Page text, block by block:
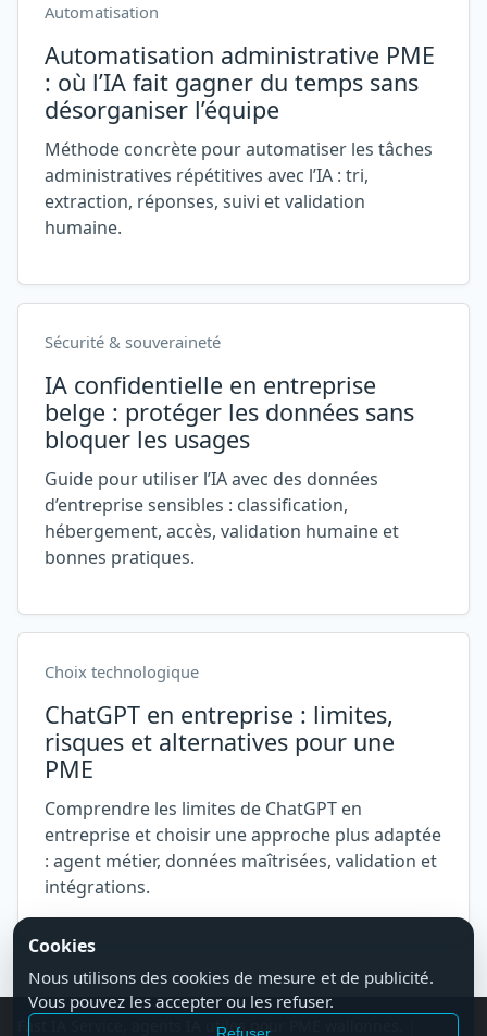
Cookies
Nous utilisons des cookies de mesure et de publicité.
Vous pouvez les accepter ou les refuser.
Automatisation
Automatisation administrative PME
: où l’IA fait gagner du temps sans
désorganiser l’équipe
Méthode concrète pour automatiser les tâches
administratives répétitives avec l’IA : tri,
extraction, réponses, suivi et validation
humaine.
Sécurité & souveraineté
IA confidentielle en entreprise
belge : protéger les données sans
bloquer les usages
Guide pour utiliser l’IA avec des données
d’entreprise sensibles : classification,
hébergement, accès, validation humaine et
bonnes pratiques.
Choix technologique
ChatGPT en entreprise : limites,
risques et alternatives pour une
PME
Comprendre les limites de ChatGPT en
entreprise et choisir une approche plus adaptée
: agent métier, données maîtrisées, validation et
intégrations.
Fast IA Service, agents IA utiles pour PME wallonnes.